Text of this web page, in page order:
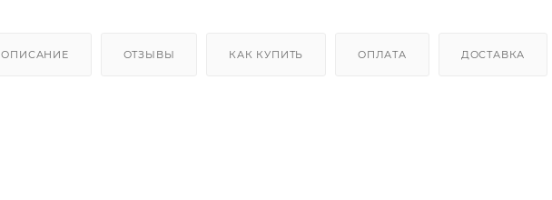
ОПИСАНИЕ ОТЗЫВЫ КАК КУПИТЬ ОПЛАТА ДОСТАВКА